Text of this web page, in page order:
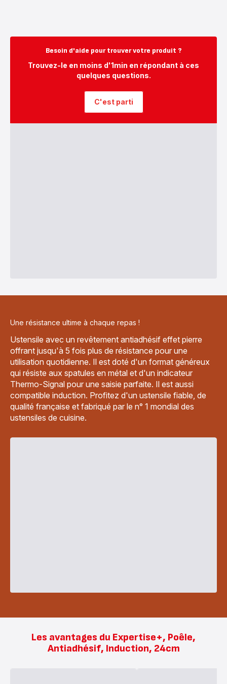
Besoin d'aide pour trouver votre produit ?
Trouvez-le en moins d'1min en répondant à ces
quelques questions.
C'est parti
Une résistance ultime à chaque repas !
Ustensile avec un revêtement antiadhésif effet pierre
offrant jusqu'à 5 fois plus de résistance pour une
utilisation quotidienne. Il est doté d'un format généreux
qui résiste aux spatules en métal et d'un indicateur
Thermo-Signal pour une saisie parfaite. Il est aussi
compatible induction. Profitez d'un ustensile fiable, de
qualité française et fabriqué par le n° 1 mondial des
ustensiles de cuisine.
Les avantages du Expertise+, Poêle,
Antiadhésif, Induction, 24cm